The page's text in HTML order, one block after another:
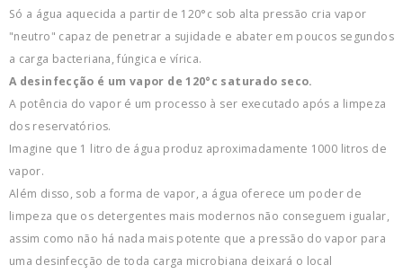
Só a água aquecida a partir de 120°c sob alta pressão cria vapor
"neutro" capaz de penetrar a sujidade e abater em poucos segundos
a carga bacteriana, fúngica e vírica.
A desinfecção é um vapor de 120°c saturado seco.
A potência do vapor é um processo à ser executado após a limpeza
dos reservatórios.
Imagine que 1 litro de água produz aproximadamente 1000 litros de
vapor.
Além disso, sob a forma de vapor, a água oferece um poder de
limpeza que os detergentes mais modernos não conseguem igualar,
assim como não há nada mais potente que a pressão do vapor para
uma desinfecção de toda carga microbiana deixará o local